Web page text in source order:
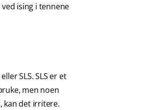
ising i tennene
SLS. SLS er et
men noen
kan det irritere.